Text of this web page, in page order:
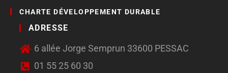
CHARTE DÉVELOPPEMENT DURABLE
ADRESSE
6 allée Jorge Semprun 33600 PESSAC
01 55 25 60 30